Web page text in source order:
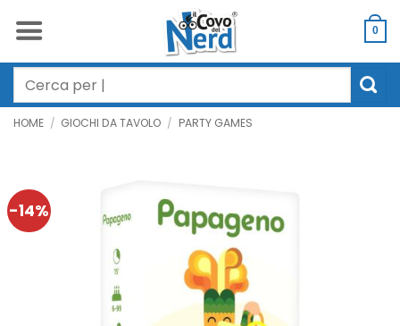
0
Cerca:
HOME / GIOCHI DA TAVOLO / PARTY GAMES
-14%